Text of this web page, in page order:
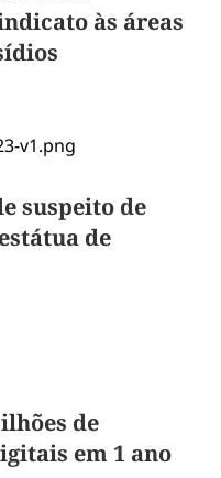
às áreas
suspeito de
de
de
em 1 ano